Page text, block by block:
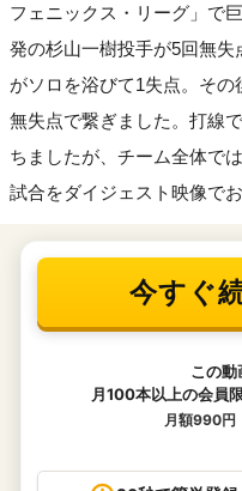
フェニックス・リーグ」で
発の杉山一樹投手が5回無
がソロを浴びて1失点。そ
無失点で繋ぎました。打線
ちましたが、チーム全体で
試合をダイジェスト映像でお